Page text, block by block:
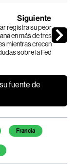
Siguiente
registra su peor
en más de tres
mientras crecen
sobre la Fed
fuente de
Francia